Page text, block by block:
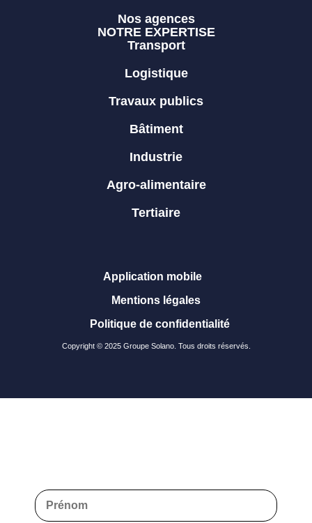
Nos agences
NOTRE EXPERTISE
Transport
Logistique
Travaux publics
Bâtiment
Industrie
Agro-alimentaire
Tertiaire
Copyright © 2025 Groupe Solano. Tous droits réservés.
Application mobile
Mentions légales
Politique de confidentialité